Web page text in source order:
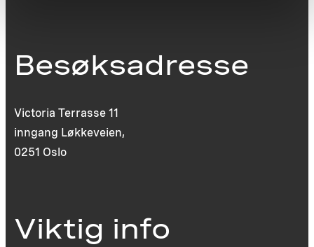
Besøksadresse
Victoria Terrasse 11
inngang Løkkeveien,
0251 Oslo
Viktig info